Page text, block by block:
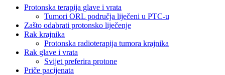
Protonska terapija glave i vrata
Tumori ORL područja liječeni u PTC-u
Zašto odabrati protonsko liječenje
Rak krajnika
Protonska radioterapija tumora krajnika
Rak glave i vrata
Svijet preferira protone
Priče pacijenata